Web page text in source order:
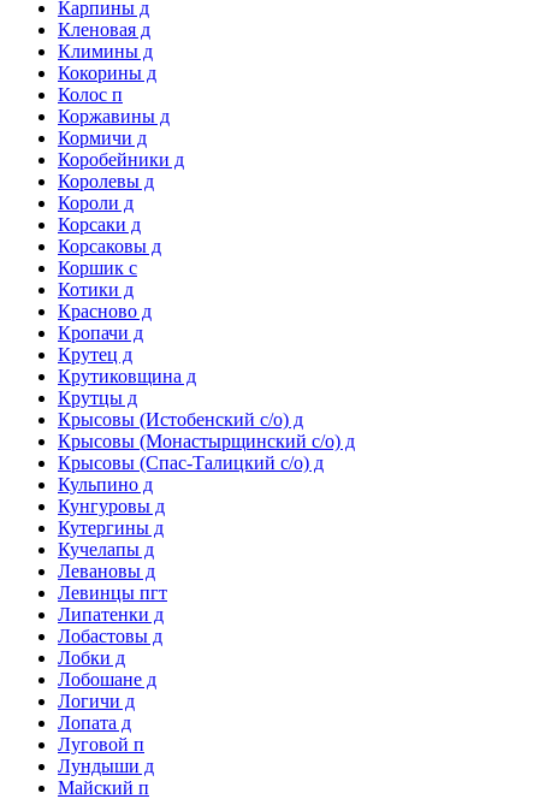
Карпины д
Кленовая д
Климины д
Кокорины д
Колос п
Коржавины д
Кормичи д
Коробейники д
Королевы д
Короли д
Корсаки д
Корсаковы д
Коршик с
Котики д
Красново д
Кропачи д
Крутец д
Крутиковщина д
Крутцы д
Крысовы (Истобенский с/о) д
Крысовы (Монастырщинский с/о) д
Крысовы (Спас-Талицкий с/о) д
Кульпино д
Кунгуровы д
Кутергины д
Кучелапы д
Левановы д
Левинцы пгт
Липатенки д
Лобастовы д
Лобки д
Лобошане д
Логичи д
Лопата д
Луговой п
Лундыши д
Майский п